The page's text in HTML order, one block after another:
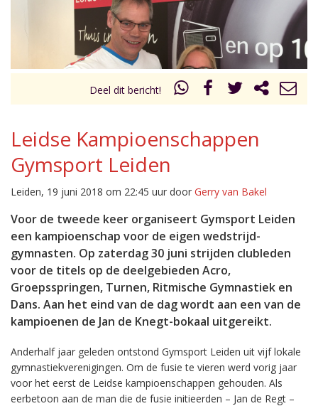
Deel dit bericht!
Leidse Kampioenschappen
Gymsport Leiden
Leiden, 19 juni 2018 om 22:45 uur door Gerry van Bakel
Voor de tweede keer organiseert Gymsport Leiden
een kampioenschap voor de eigen wedstrijd-
gymnasten. Op zaterdag 30 juni strijden clubleden
voor de titels op de deelgebieden Acro,
Groepsspringen, Turnen, Ritmische Gymnastiek en
Dans. Aan het eind van de dag wordt aan een van de
kampioenen de Jan de Knegt-bokaal uitgereikt.
Anderhalf jaar geleden ontstond Gymsport Leiden uit vijf lokale
gymnastiekverenigingen. Om de fusie te vieren werd vorig jaar
voor het eerst de Leidse kampioenschappen gehouden. Als
eerbetoon aan de man die de fusie initieerden – Jan de Regt –